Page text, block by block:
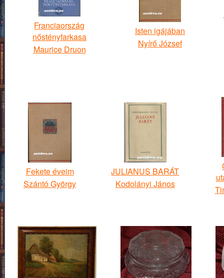
Franciaország
nőstényfarkasa
Maurice Druon
Isten igájában
Nyírő József
Fekete éveim
Szántó György
JULIANUS BARÁT
Kodolányi János